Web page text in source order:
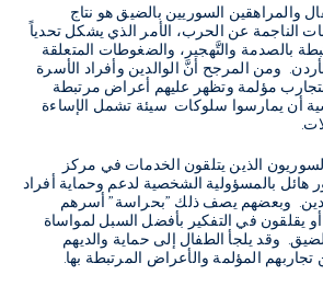
والمراهقين السوريين بالضيق هو نتاج
الناجمة عن الحرب، الأمر الذي يشكل تحدياً
بالصدمة والتَّهجير، والضغوطات المتعلقة
ومن المرجح أنَّ الوالدين وأفراد الأسرة
مؤلمة وتظهر عليهم أعراض مرتبطة
أن يمارسوا سلوكات سيئة تشمل الإساءة
الذين يتلقون الخدمات في مركز
بالمسؤولية الشخصية لدعم وحماية أفراد
وبعضهم يصف ذلك "بحراسة" أسرهم
أو يقلقون في التفكير بأفضل السبل لمواساة
وقد يلجأ الطفال إلى حماية والديهم
المؤلمة والأعراض المرتبطة بها.